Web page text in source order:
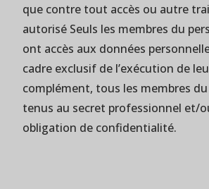
que contre tout accès ou autre
autorisé Seuls les membres du
ont accès aux données
cadre exclusif de l’exécution de
complément, tous les membres
tenus au secret professionnel et/
obligation de confidentialité.